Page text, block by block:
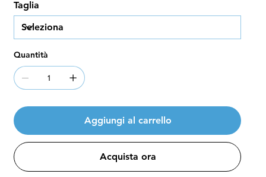
Taglia
Quantità
Aggiungi al carrello
Acquista ora